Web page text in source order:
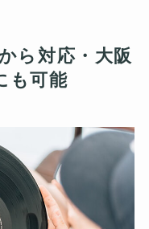
ら対応・大阪
も可能